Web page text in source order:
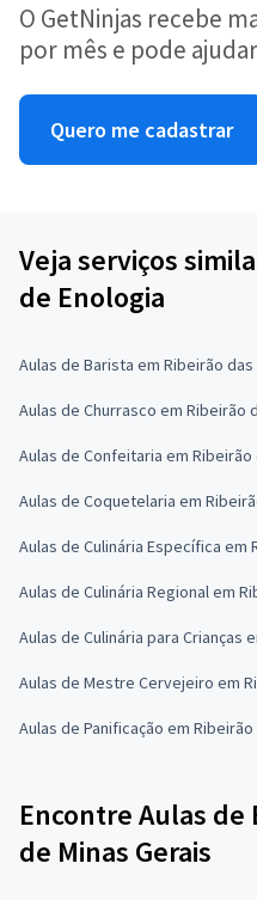
O GetNinjas recebe
por mês e pode
Quero me cadastrar
Veja serviços
de Enologia
Aulas de Barista em Ribeirão das
Aulas de Churrasco em Ribeirão
Aulas de Confeitaria em Ribeirão
Aulas de Coquetelaria em
Aulas de Culinária Específica em
Aulas de Culinária Regional em
Aulas de Culinária para Crianças
Aulas de Mestre Cervejeiro em
Aulas de Panificação em
Encontre Aulas de
de Minas Gerais